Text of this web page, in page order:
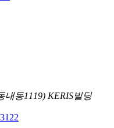
내동1119) KERIS빌딩